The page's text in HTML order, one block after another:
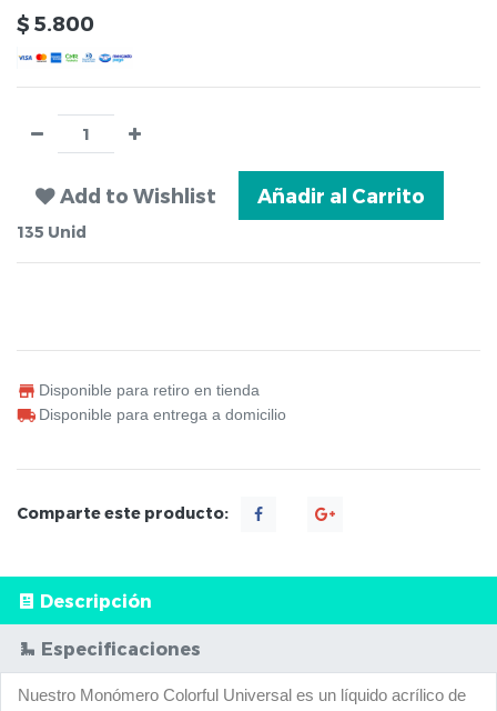
$ 5.800
Add to Wishlist Añadir al Carrito
135 Unid
Disponible para retiro en tienda
Disponible para entrega a domicilio
Comparte este producto:
Descripción
Especificaciones
Nuestro Monómero Colorful Universal es un líquido acrílico de